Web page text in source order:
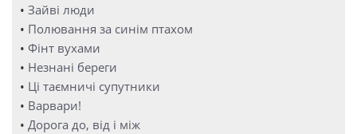
• Зайві люди
• Полювання за синім птахом
• Фінт вухами
• Незнані береги
• Ці таємничі супутники
• Варвари!
• Дорога до, від і між